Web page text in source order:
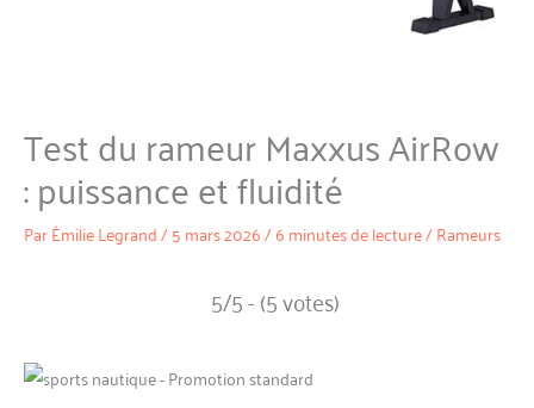
Test du rameur Maxxus AirRow
: puissance et fluidité
ParÉmilie Legrand/5 mars 2026/6 minutes de lecture/Rameurs
5/5 - (5 votes)